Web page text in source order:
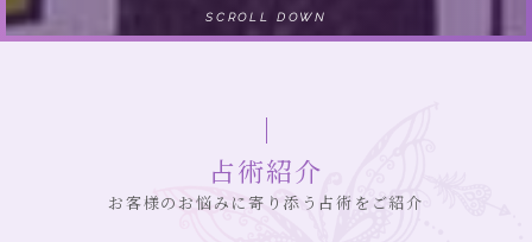
SCROLL DOWN
お客様のお悩みに寄り添う占術をご紹介
占術紹介